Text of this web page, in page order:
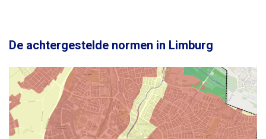
De achtergestelde normen in Limburg